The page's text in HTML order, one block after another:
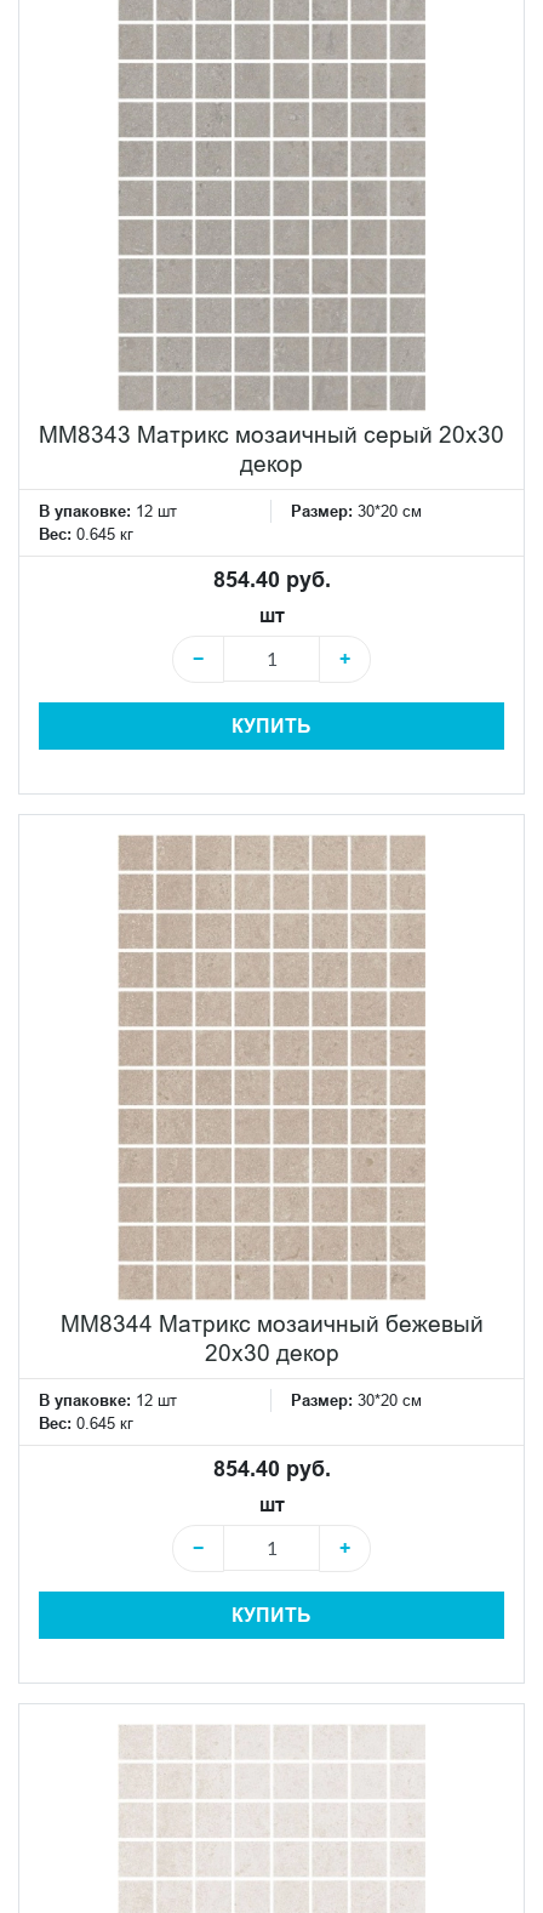
MM8343 Матрикс мозаичный серый 20х30
декор
В упаковке: 12 шт Размер: 30*20 см
Вес: 0.645 кг
854.40 руб.
шт
−
+
КУПИТЬ
MM8344 Матрикс мозаичный бежевый
20х30 декор
В упаковке: 12 шт Размер: 30*20 см
Вес: 0.645 кг
854.40 руб.
шт
−
+
КУПИТЬ